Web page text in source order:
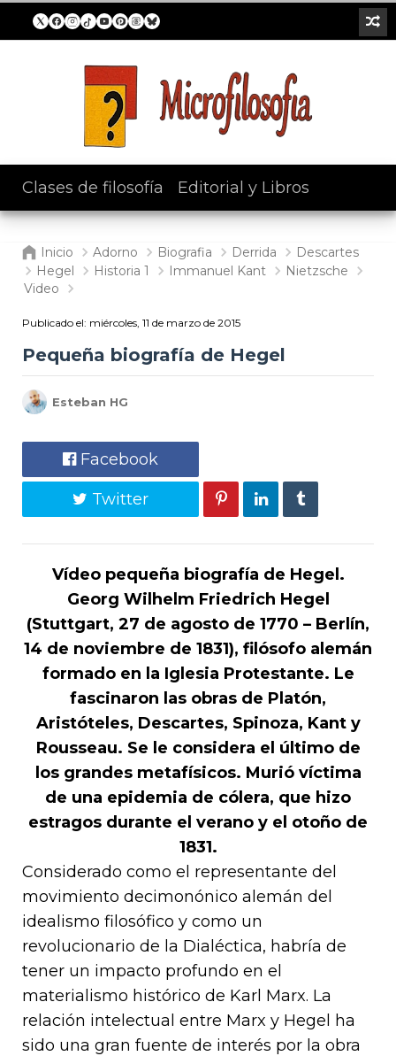
Clases de filosofía Editorial y Libros
Inicio Adorno Biografia Derrida
Descartes
Hegel
Historia 1 Immanuel Kant
Nietzsche
Video
Publicado el: miércoles, 11 de marzo de 2015
Pequeña biografía de Hegel
Esteban HG
Facebook
Twitter
Vídeo pequeña biografía de Hegel.
Georg Wilhelm Friedrich Hegel
(Stuttgart, 27 de agosto de 1770 – Berlín,
14 de noviembre de 1831), filósofo alemán
formado en la Iglesia Protestante. Le
fascinaron las obras de Platón,
Aristóteles, Descartes, Spinoza, Kant y
Rousseau. Se le considera el último de
los grandes metafísicos. Murió víctima
de una epidemia de cólera, que hizo
estragos durante el verano y el otoño de
1831.
Considerado como el representante del
movimiento decimonónico alemán del
idealismo filosófico y como un
revolucionario de la Dialéctica, habría de
tener un impacto profundo en el
materialismo histórico de Karl Marx. La
relación intelectual entre Marx y Hegel
ha
sido una gran fuente de interés por la obra